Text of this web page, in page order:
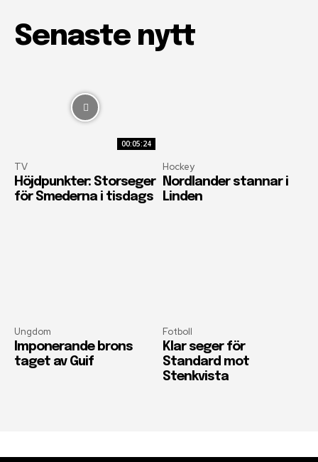
Senaste nytt
00:05:24
TV
Höjdpunkter: Storseger
för Smederna i tisdags
Hockey
Nordlander stannar i
Linden
Ungdom
Imponerande brons
taget av Guif
Fotboll
Klar seger för
Standard mot
Stenkvista